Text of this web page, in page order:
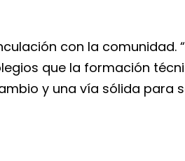
con la comunidad.
que la formación
y una vía sólida para